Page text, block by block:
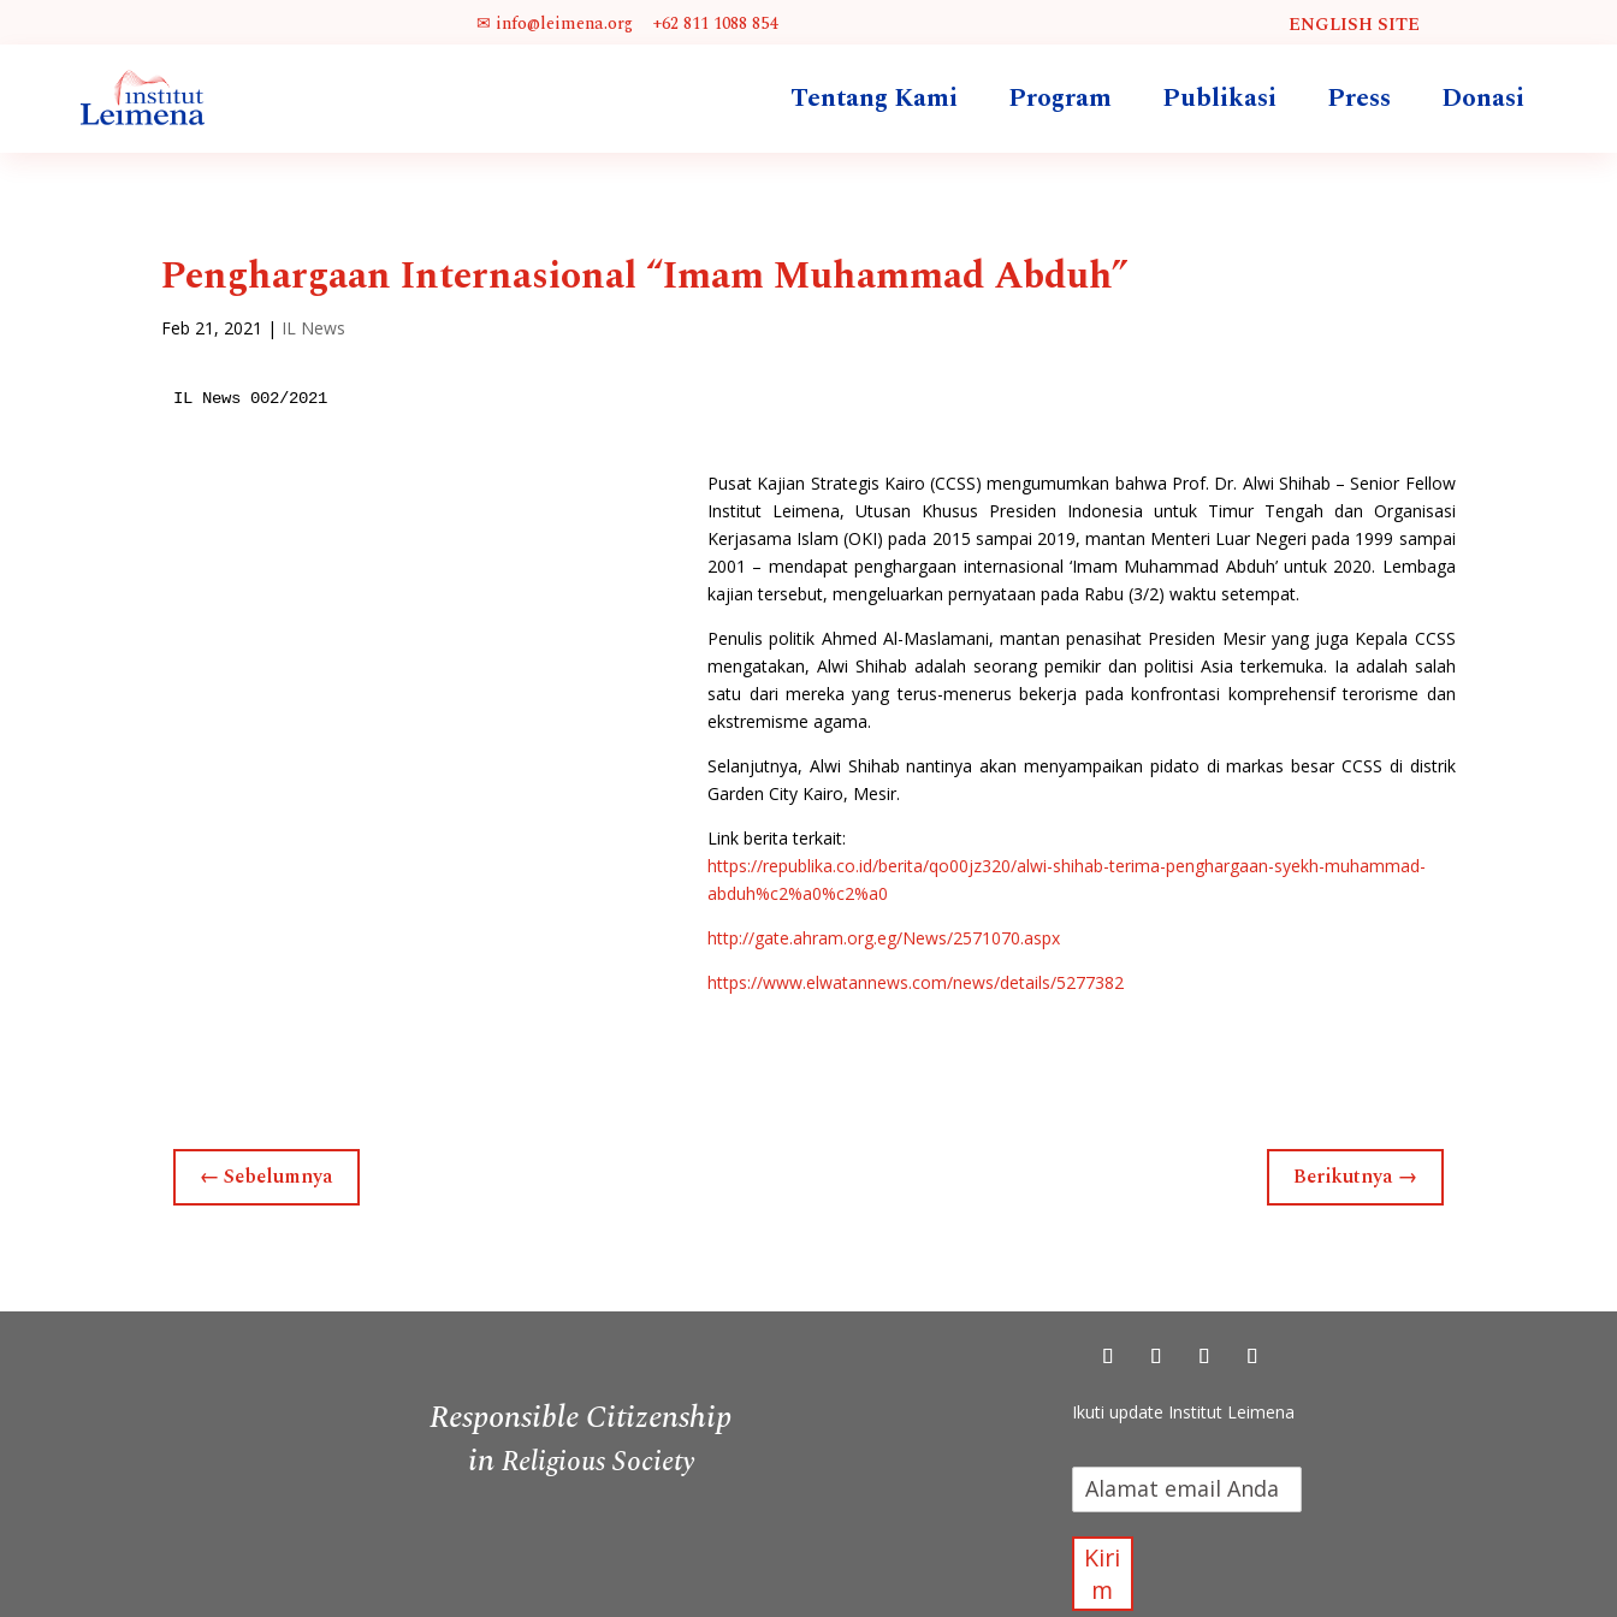
✉ info@leimena.org +62 811 1088 854 ENGLISH SITE
Tentang Kami Program Publikasi Press Donasi
Penghargaan Internasional “Imam Muhammad Abduh”
Feb 21, 2021 | IL News
IL News 002/2021
Pusat Kajian Strategis Kairo (CCSS) mengumumkan bahwa Prof. Dr. Alwi Shihab – Senior Fellow
Institut Leimena, Utusan Khusus Presiden Indonesia untuk Timur Tengah dan Organisasi
Kerjasama Islam (OKI) pada 2015 sampai 2019, mantan Menteri Luar Negeri pada 1999 sampai
2001 – mendapat penghargaan internasional ‘Imam Muhammad Abduh’ untuk 2020. Lembaga
kajian tersebut, mengeluarkan pernyataan pada Rabu (3/2) waktu setempat.
Penulis politik Ahmed Al-Maslamani, mantan penasihat Presiden Mesir yang juga Kepala CCSS
mengatakan, Alwi Shihab adalah seorang pemikir dan politisi Asia terkemuka. Ia adalah salah
satu dari mereka yang terus-menerus bekerja pada konfrontasi komprehensif terorisme dan
ekstremisme agama.
Selanjutnya, Alwi Shihab nantinya akan menyampaikan pidato di markas besar CCSS di distrik
Garden City Kairo, Mesir.
Link berita terkait:
https://republika.co.id/berita/qo00jz320/alwi-shihab-terima-penghargaan-syekh-muhammad-
abduh%c2%a0%c2%a0
http://gate.ahram.org.eg/News/2571070.aspx
https://www.elwatannews.com/news/details/5277382
←Sebelumnya Berikutnya→
Responsible Citizenship
inReligious Society
Ikuti update Institut Leimena
I
Kiri
m